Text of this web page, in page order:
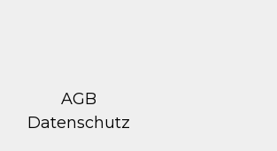
AGB
Datenschutz